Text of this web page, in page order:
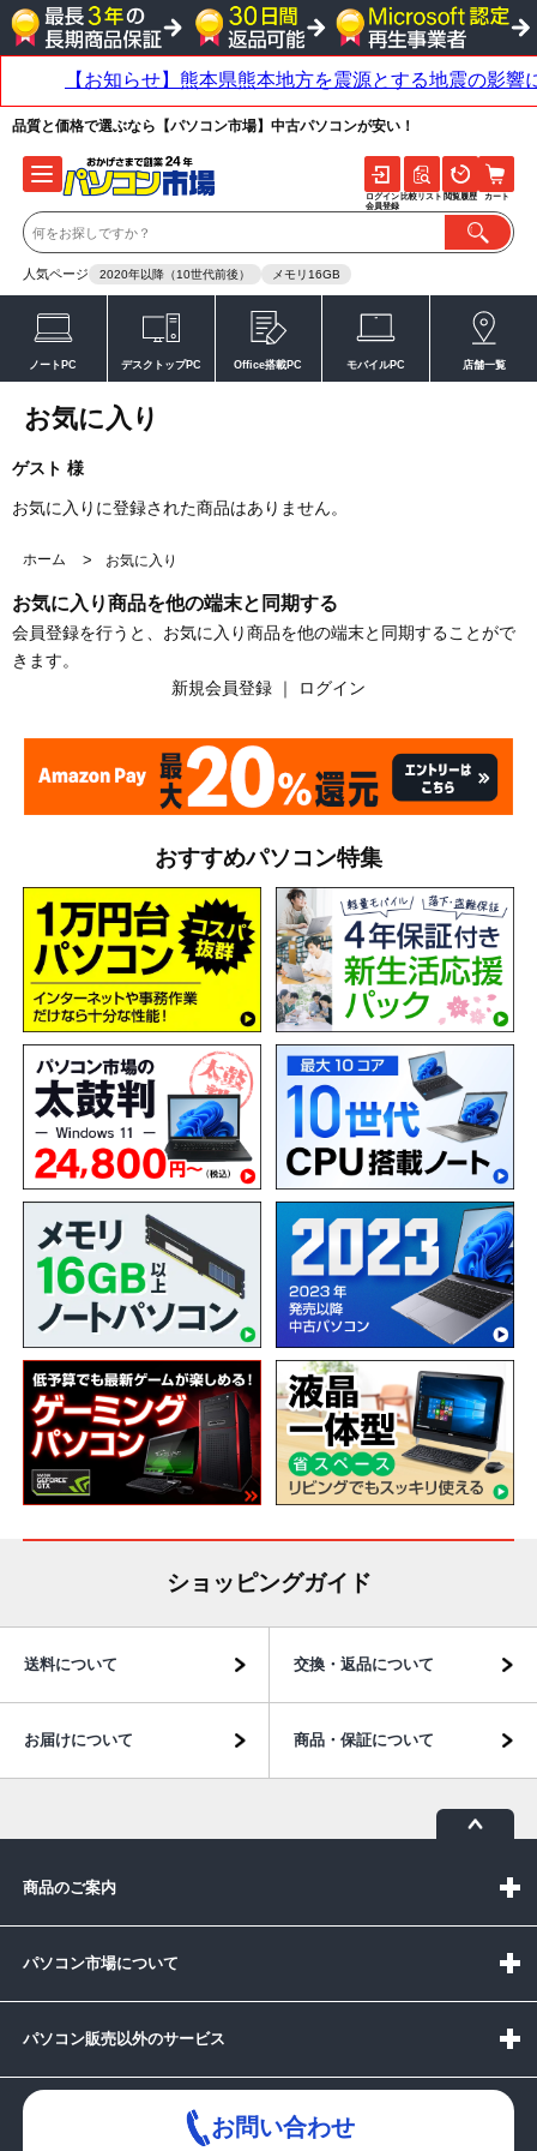
品質と価格で選ぶなら【パソコン市場】中古パソコンが安い！
人気ページ 2020年以降（10世代前後） メモリ16GB
ログイン
会員登録
比較リスト 閲覧履歴 カート
ノートPC デスクトップPC Office搭載PC モバイルPC 店舗一覧
お気に入り
ゲスト 様
お気に入りに登録された商品はありません。
ホーム > お気に入り
お気に入り商品を他の端末と同期する
会員登録を行うと、お気に入り商品を他の端末と同期することがで
きます。
新規会員登録 ｜ ログイン
おすすめパソコン特集
ショッピングガイド
送料について 交換・返品について
お届けについて 商品・保証について
商品のご案内
パソコン市場について
パソコン販売以外のサービス
お問い合わせ